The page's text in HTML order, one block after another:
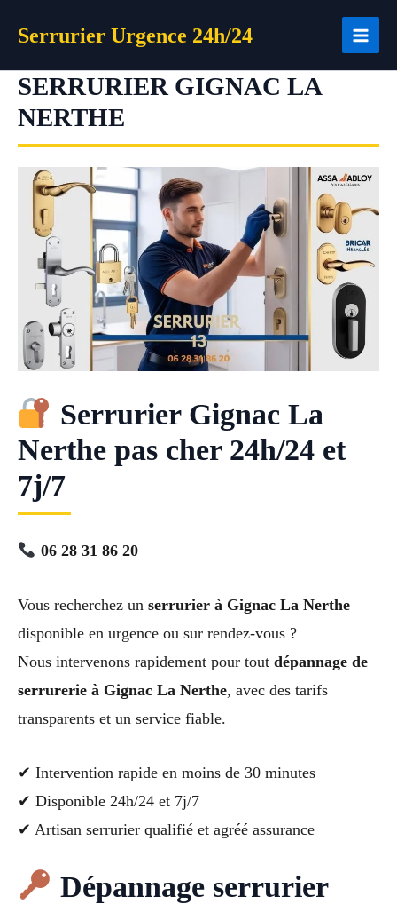
Serrurier Urgence 24h/24
SERRURIER GIGNAC LA
NERTHE
Serrurier Gignac La
Nerthe pas cher 24h/24 et
7j/7
06 28 31 86 20
Vous recherchez un serrurier à Gignac La Nerthe
disponible en urgence ou sur rendez-vous ?
Nous intervenons rapidement pour tout dépannage de
serrurerie à Gignac La Nerthe, avec des tarifs
transparents et un service fiable.
✔ Intervention rapide en moins de 30 minutes
✔ Disponible 24h/24 et 7j/7
✔ Artisan serrurier qualifié et agréé assurance
Dépannage serrurier